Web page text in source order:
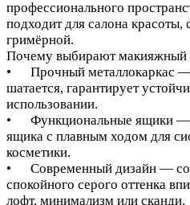
профессионального
подходит для салона красоты,
гримёрной.
Почему выбирают макияжный
• Прочный металлокаркас —
шатается, гарантирует
использовании.
• Функциональные ящики —
ящика с плавным ходом для
косметики.
• Современный дизайн —
спокойного серого оттенка
лофт, минимализм или сканди.